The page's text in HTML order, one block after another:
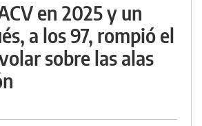
en 2025 y un
a los 97, rompió el
sobre las alas